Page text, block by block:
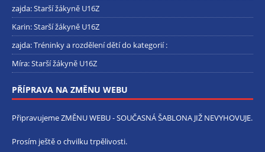
zajda:Starší žákyně U16Z
Karin:Starší žákyně U16Z
zajda:Tréninky a rozdělení dětí do kategorií :
Míra:Starší žákyně U16Z
PŘÍPRAVA NA ZMĚNU WEBU
Připravujeme ZMĚNU WEBU - SOUČASNÁ ŠABLONA JIŽ NEVYHOVUJE.
Prosím ještě o chvilku trpělivosti.